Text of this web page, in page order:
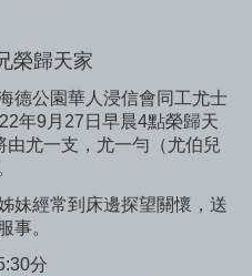
榮歸天家
德公園華人浸信會同工尤士
年9 月 27 日早晨4點榮歸天
由尤一支，尤一勻（尤伯兒
妹經常到床邊探望關懷，送
事。
分